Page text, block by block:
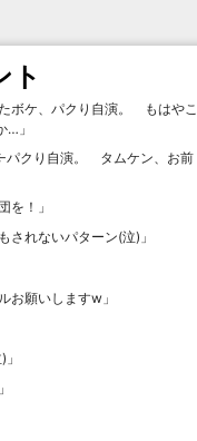
ト
ボケ、パクり自演。 もはやこ
… 」
クり自演。 タムケン、お前
を！
」
されないパターン(泣) 」
お願いしますw 」
」
」